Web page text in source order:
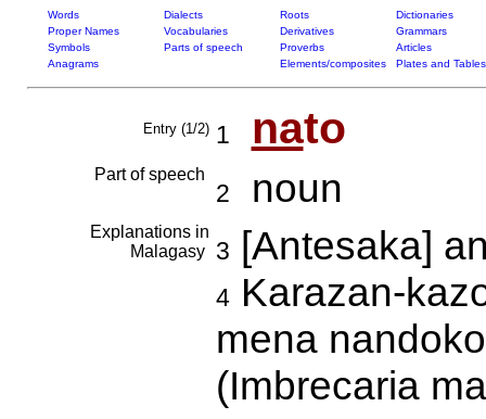
Words Dialects Roots
Dictionaries
Proper Names
Vocabularies Derivatives
Grammars
Symbols
Parts of speech Proverbs
Articles
Anagrams
Elements/composites Plates and Tables
Entry (1/2) 1 nato
Part of speech
2 noun
Explanations in
Malagasy
3 [Antesaka]
4Karazan-
mena
(Imbrecaria